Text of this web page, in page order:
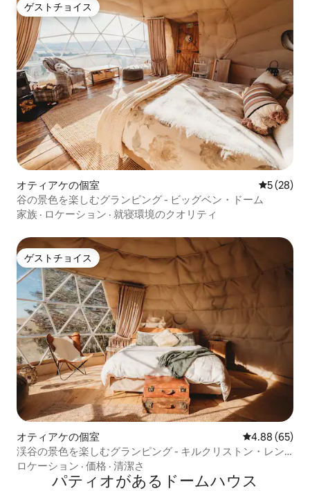
ゲストチョイス
ゲストチョイス
オティアケの個室 レビュー
5 (28)
谷の景色を楽しむグランピング - ビッグベン・ドーム
家族 · ロケーション · 就寝環境のクオリティ
ゲストチョイス
ゲストチョイス
オティアケの個室 レビュー65
4.88 (65)
渓谷の景色を楽しむグランピング - キルクリストン・レン
ジ・ドーム
ロケーション · 価格 · 清潔さ
パティオがあるドームハウス